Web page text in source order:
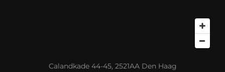
Calandkade 44-45, 2521AA Den Haag